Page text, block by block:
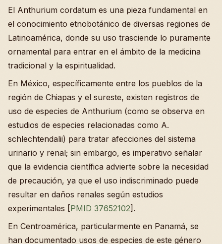
El Anthurium cordatum es una pieza fundamental en
el conocimiento etnobotánico de diversas regiones de
Latinoamérica, donde su uso trasciende lo puramente
ornamental para entrar en el ámbito de la medicina
tradicional y la espiritualidad.
En México, específicamente entre los pueblos de la
región de Chiapas y el sureste, existen registros de
uso de especies de Anthurium (como se observa en
estudios de especies relacionadas como A.
schlechtendalii) para tratar afecciones del sistema
urinario y renal; sin embargo, es imperativo señalar
que la evidencia científica advierte sobre la necesidad
de precaución, ya que el uso indiscriminado puede
resultar en daños renales según estudios
experimentales [PMID 37652102].
En Centroamérica, particularmente en Panamá, se
han documentado usos de especies de este género